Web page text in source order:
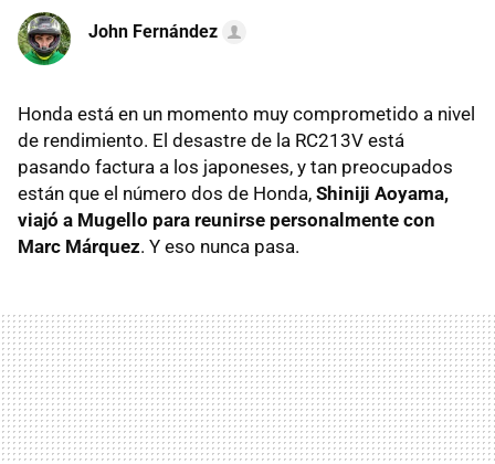
John Fernández
Honda está en un momento muy comprometido a nivel
de rendimiento. El desastre de la RC213V está
pasando factura a los japoneses, y tan preocupados
están que el número dos de Honda, Shiniji Aoyama,
viajó a Mugello para reunirse personalmente con
Marc Márquez. Y eso nunca pasa.